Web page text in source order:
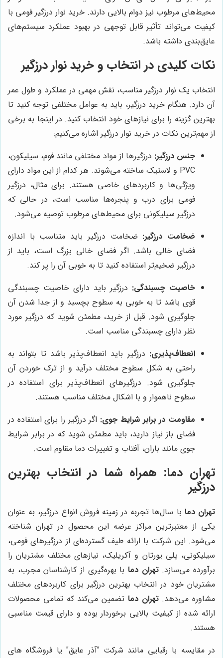
محیط‌های مرطوب نیز دوام بالایی دارند. خرید نوار درزگیر فومی با
کیفیت می‌تواند تأثیر قابل توجهی در بهبود عملکرد سیستم‌های
عایق‌بندی داشته باشد.
نکات کلیدی در انتخاب و خرید نوار درزگیر
انتخاب یک نوار درزگیر مناسب، نقش مهمی در عملکرد و طول عمر
آن دارد. هنگام خرید درزگیر، باید به عوامل مختلفی توجه کنید تا
بهترین گزینه را برای نیازهای خود انتخاب کنید. در اینجا به برخی
از مهم‌ترین نکات در خرید نوار درزگیر اشاره می‌کنیم:
جنس درزگیر: درزگیرها از مواد مختلفی مانند فوم، سیلیکون،
PVC و لاستیک ساخته می‌شوند. هر کدام از این مواد دارای
ویژگی‌ها و کاربردهای خاصی هستند. برای مثال، درزگیر
فومی برای درب و پنجره‌ها مناسب است، در حالی که
درزگیر سیلیکونی برای محیط‌های مرطوب توصیه می‌شود.
ضخامت درزگیر: ضخامت درزگیر باید متناسب با اندازه
فضای خالی باشد. اگر فضای خالی بزرگ است، باید از
درزگیر ضخیم‌تر استفاده کنید تا به خوبی آن را پر کند.
خاصیت چسبندگی: درزگیر باید دارای خاصیت چسبندگی
قوی باشد تا به خوبی به سطوح بچسبد و از جدا شدن آن
جلوگیری شود. قبل از خرید، مطمئن شوید که درزگیر مورد
نظر دارای چسبندگی مناسب است.
انعطاف‌پذیری: درزگیر باید انعطاف‌پذیر باشد تا بتواند به
راحتی به شکل سطوح مختلف درآید و از ترک خوردن آن
جلوگیری شود. درزگیرهای انعطاف‌پذیر برای استفاده در
سطوح ناهموار و با اشکال مختلف مناسب هستند.
مقاومت در برابر شرایط جوی: اگر درزگیر را برای استفاده در
فضای باز نیاز دارید، باید مطمئن شوید که در برابر شرایط
جوی مانند باران، آفتاب و تغییرات دما مقاوم است.
تهران دما: همراه شما در انتخاب بهترین
درزگیر
تهران دما با سال‌ها تجربه در زمینه فروش انواع درزگیر، به عنوان
یکی از معتبرترین مراکز عرضه این محصول در تهران شناخته
می‌شود. این شرکت با ارائه طیف گسترده‌ای از درزگیرهای فومی،
سیلیکونی، پلی یورتان و آکریلیک، نیازهای مختلف مشتریان را
برآورده می‌سازد.تهران دما با بهره‌گیری از کارشناسان مجرب، به
مشتریان خود در انتخاب بهترین درزگیر برای کاربردهای مختلف
مشاوره می‌دهد.تهران دما تضمین می‌کند که تمامی محصولات
ارائه شده از کیفیت بالایی برخوردار بوده و دارای قیمت مناسبی
هستند.
در مقایسه با رقبایی مانند شرکت "آذر عایق" یا فروشگاه های